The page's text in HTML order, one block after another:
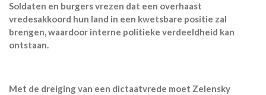
Soldaten en burgers vrezen dat een overhaast
vredesakkoord hun land in een kwetsbare positie zal
brengen, waardoor interne politieke verdeeldheid kan
ontstaan.
Met de dreiging van een dictaatvrede moet Zelensky